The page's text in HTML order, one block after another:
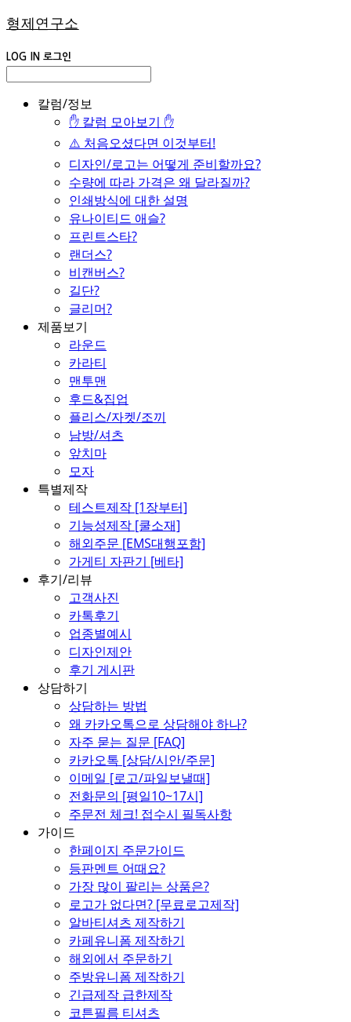
형제연구소
LOG IN 로그인
칼럼/정보
✋ 칼럼 모아보기 ✋
⚠️ 처음오셨다면 이것부터!
디자인/로고는 어떻게 준비할까요?
수량에 따라 가격은 왜 달라질까?
인쇄방식에 대한 설명
유나이티드 애슬?
프린트스타?
랜더스?
비캔버스?
길단?
글리머?
제품보기
라운드
카라티
맨투맨
후드&집업
플리스/자켓/조끼
남방/셔츠
앞치마
모자
특별제작
테스트제작 [1장부터]
기능성제작 [쿨소재]
해외주문 [EMS대행포함]
가게티 자판기 [베타]
후기/리뷰
고객사진
카톡후기
업종별예시
디자인제안
후기 게시판
상담하기
상담하는 방법
왜 카카오톡으로 상담해야 하나?
자주 묻는 질문 [FAQ]
카카오톡 [상담/시안/주문]
이메일 [로고/파일보낼때]
전화문의 [평일10~17시]
주문전 체크! 접수시 필독사항
가이드
한페이지 주문가이드
등판멘트 어때요?
가장 많이 팔리는 상품은?
로고가 없다면? [무료로고제작]
알바티셔츠 제작하기
카페유니폼 제작하기
해외에서 주문하기
주방유니폼 제작하기
긴급제작 급한제작
코튼필름 티셔츠